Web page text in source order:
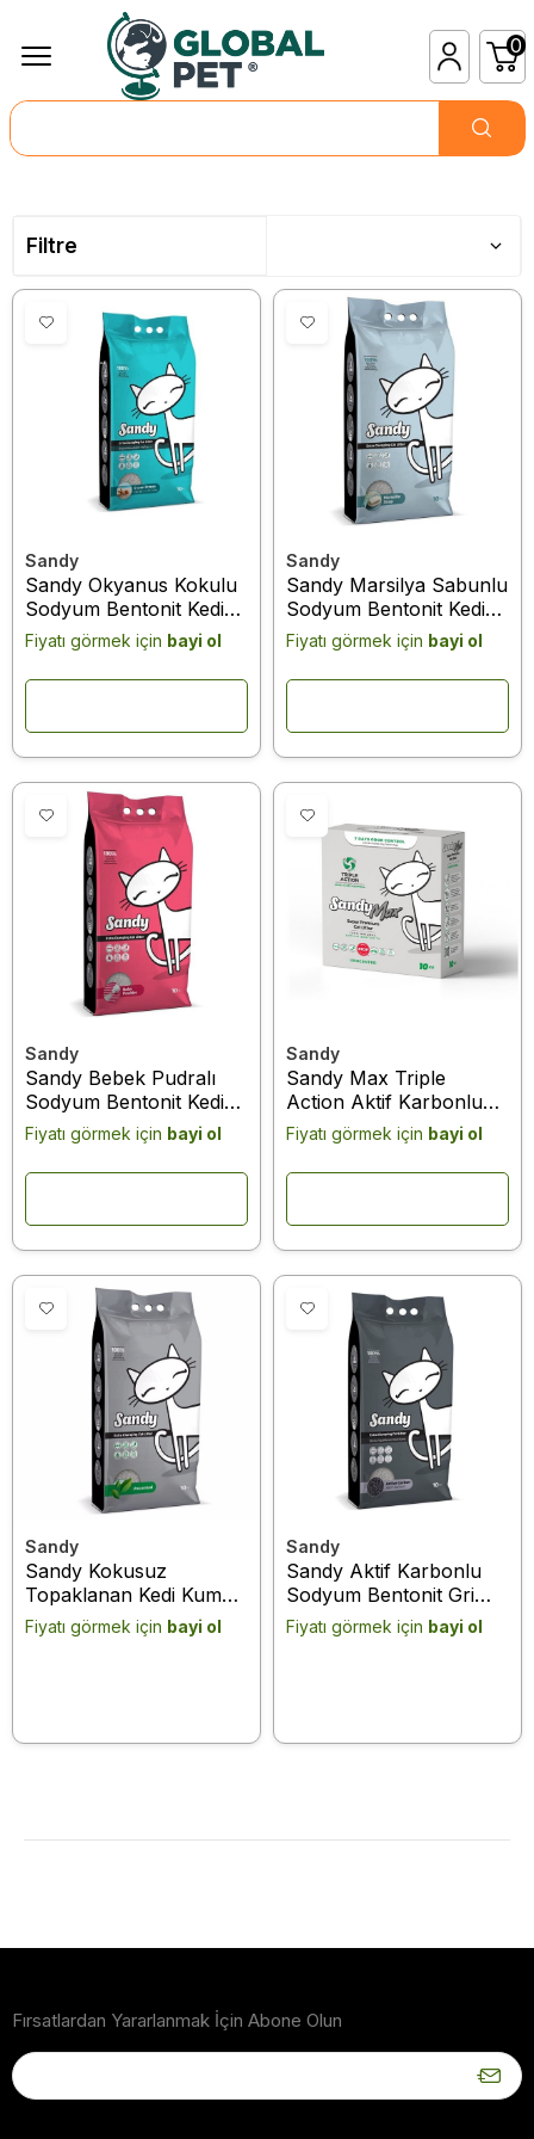
0
Filtre
Sandy
Sandy Okyanus Kokulu
Sodyum Bentonit Kedi
Kumu 10 Kg
Fiyatı görmek için bayi ol
Sandy
Sandy Marsilya Sabunlu
Sodyum Bentonit Kedi
Kumu 10 Kg
Fiyatı görmek için bayi ol
Sandy
Sandy Bebek Pudralı
Sodyum Bentonit Kedi
Kumu 10 Kg
Fiyatı görmek için bayi ol
Sandy
Sandy Max Triple
Action Aktif Karbonlu
Bentonit Kedi Kumu 10
Kg
Fiyatı görmek için bayi ol
Sandy
Sandy Kokusuz
Topaklanan Kedi Kumu
10 Kg
Fiyatı görmek için bayi ol
Sandy
Sandy Aktif Karbonlu
Sodyum Bentonit Gri
Tozsuz Topaklanan 10
Kg Kedi Kumu
Fiyatı görmek için bayi ol
Fırsatlardan Yararlanmak İçin Abone Olun